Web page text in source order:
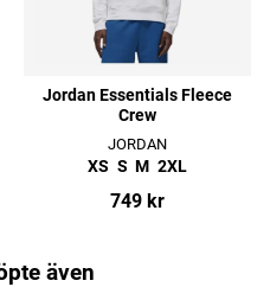
Jordan Essentials Fleece
Crew
JORDAN
XS S M 2XL
749 kr
även